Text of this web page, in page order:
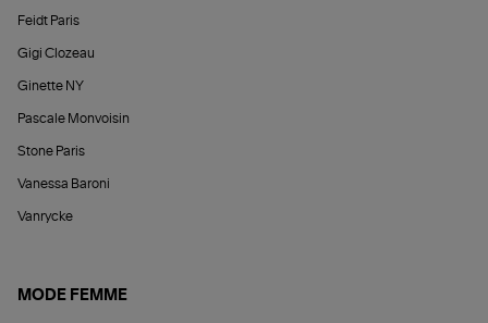
Feidt Paris
Gigi Clozeau
Ginette NY
Pascale Monvoisin
Stone Paris
Vanessa Baroni
Vanrycke
MODE FEMME